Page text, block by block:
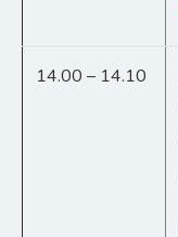
14.00 – 14.10